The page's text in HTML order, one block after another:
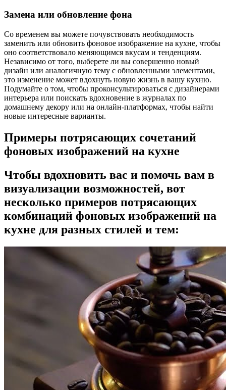
Замена или обновление фона
Со временем вы можете почувствовать необходимость
заменить или обновить фоновое изображение на кухне, чтобы
оно соответствовало меняющимся вкусам и тенденциям.
Независимо от того, выберете ли вы совершенно новый
дизайн или аналогичную тему с обновленными элементами,
это изменение может вдохнуть новую жизнь в вашу кухню.
Подумайте о том, чтобы проконсультироваться с дизайнерами
интерьера или поискать вдохновение в журналах по
домашнему декору или на онлайн-платформах, чтобы найти
новые интересные варианты.
Примеры потрясающих сочетаний
фоновых изображений на кухне
Чтобы вдохновить вас и помочь вам в
визуализации возможностей, вот
несколько примеров потрясающих
комбинаций фоновых изображений на
кухне для разных стилей и тем: